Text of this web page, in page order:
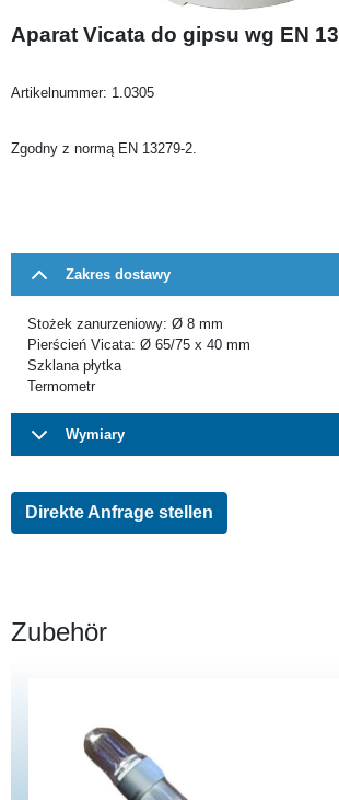
Aparat Vicata do gipsu wg EN
Artikelnummer: 1.0305
Zgodny z normą EN 13279-2.
Zakres dostawy
Stożek zanurzeniowy: Ø 8 mm
Pierścień Vicata: Ø 65/75 x 40 mm
Szklana płytka
Termometr
Wymiary
Direkte Anfrage stellen
Zubehör